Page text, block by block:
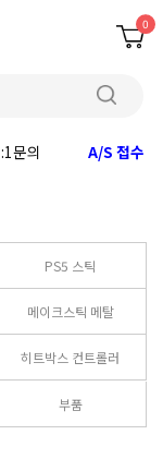
0
문의 A/S 접수
PS5 스틱
메이크스틱 메탈
히트박스 컨트롤러
부품